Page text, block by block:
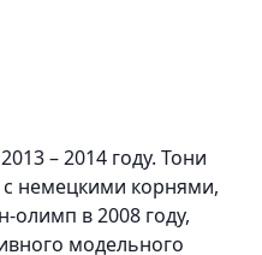
– 2014 году. Тони
немецкими корнями,
олимп в 2008 году,
модельного